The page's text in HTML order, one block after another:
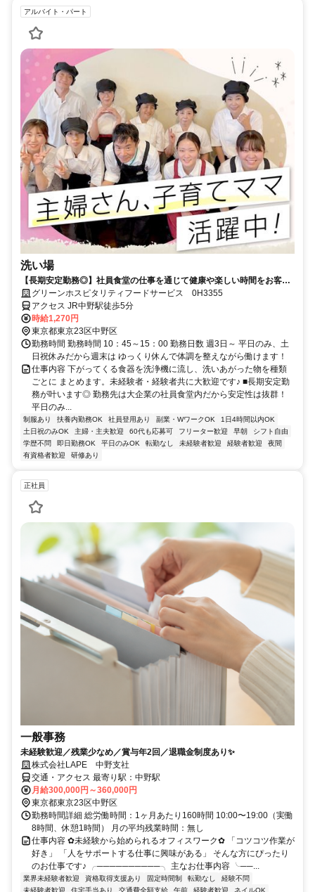
アルバイト・パート
洗い場
【長期安定勤務◎】社員食堂の仕事を通じて健康や楽しい時間をお客様
にお届けしませんか？
グリーンホスピタリティフードサービス 0H3355
アクセス JR中野駅徒歩5分
時給1,270円
東京都東京23区中野区
勤務時間 勤務時間 10：45～15：00 勤務日数 週3日～ 平日のみ、土
日祝休みだから週末は ゆっくり休んで体調を整えながら働けます！
仕事内容 下がってくる食器を洗浄機に流し、洗いあがった物を種類
ごとに まとめます。未経験者・経験者共に大歓迎です♪ ■長期安定勤
務が叶います◎ 勤務先は大企業の社員食堂内だから安定性は抜群！
平日のみ...
制服あり 扶養内勤務OK 社員登用あり 副業・WワークOK
1日4時間以内OK
土日祝のみOK
主婦・主夫歓迎 60代も応募可 フリーター歓迎 早朝
シフト自由
学歴不問
即日勤務OK 平日のみOK 転勤なし 未経験者歓迎 経験者歓迎
夜間
有資格者歓迎
研修あり
正社員
一般事務
未経験歓迎／残業少なめ／賞与年2回／退職金制度あり✨
株式会社LAPE 中野支社
交通・アクセス 最寄り駅：中野駅
月給300,000円～360,000円
東京都東京23区中野区
勤務時間詳細 総労働時間：1ヶ月あたり160時間 10:00〜19:00（実働
8時間、休憩1時間） 月の平均残業時間：無し
仕事内容 ✿未経験から始められるオフィスワーク✿ 「コツコツ作業が
好き」 「人をサポートする仕事に興味がある」 そんな方にぴったり
のお仕事です♪ ╭──────────╮ 主なお仕事内容 ╰──...
業界未経験者歓迎 資格取得支援あり 固定時間制 転勤なし
経験不問
未経験者歓迎
住宅手当あり 交通費全額支給 午前 経験者歓迎
ネイルOK